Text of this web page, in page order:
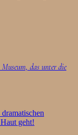
das unter die